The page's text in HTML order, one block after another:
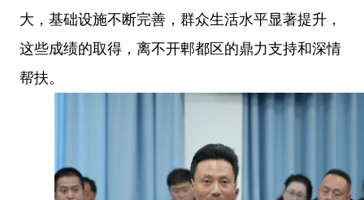
大，基础设施不断完善，群众生活水平显著提升，
这些成绩的取得，离不开郫都区的鼎力支持和深情
帮扶。